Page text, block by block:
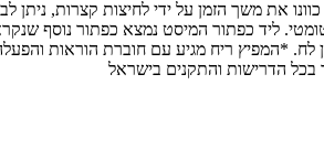
בכל הדרישות והתקנים בישראל